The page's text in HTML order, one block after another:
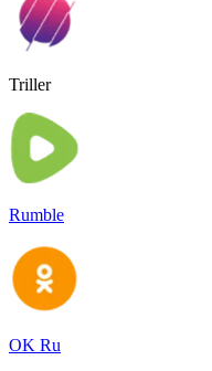
Triller
Rumble
OK Ru